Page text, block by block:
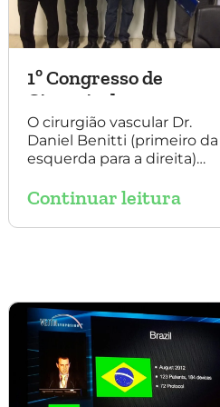
1º Congresso de
Cirurgia da
Universidade Santo
Amaro
O cirurgião vascular Dr.
Daniel Benitti (primeiro da
esquerda para a direita)
de Cirurgia da Universidade
casos de cirurgia
Amato e do Dr. Adnam
Neser.
Continuar leitura